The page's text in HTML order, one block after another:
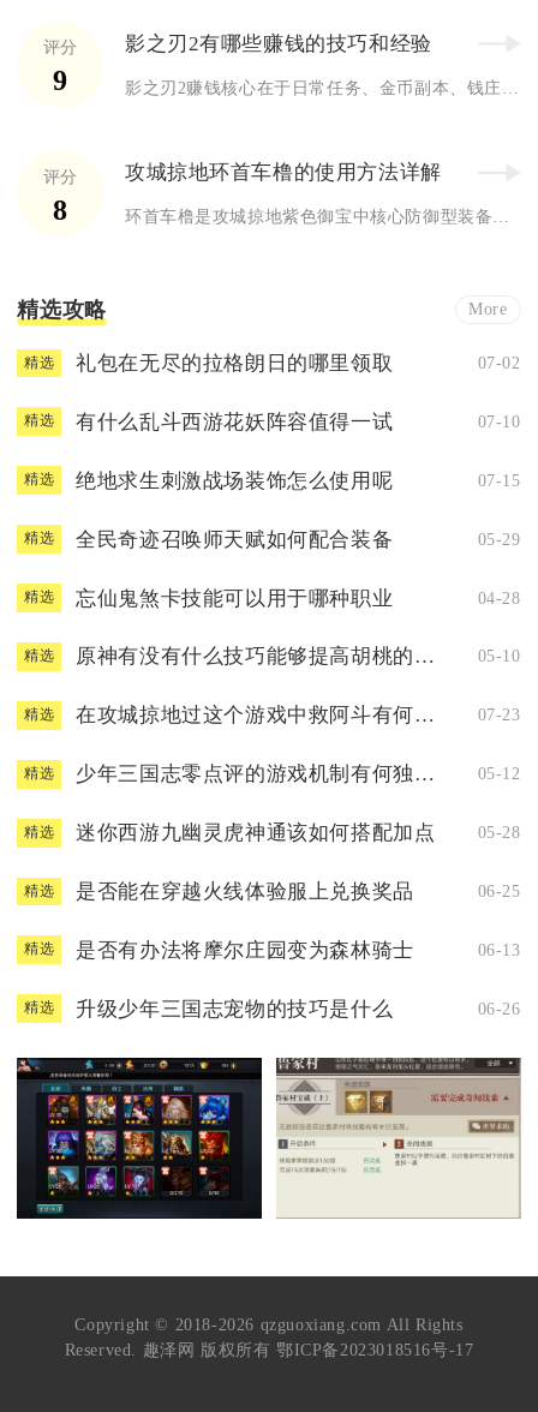
评分
9
影之刃2有哪些赚钱的技巧和经验
评分
8
攻城掠地环首车橹的使用方法详解
环首车橹是攻城掠地紫色御宝中核心防御型装备，核心价值是为战车...
精选攻略 More
精选 礼包在无尽的拉格朗日的哪里领取 07-02
精选 有什么乱斗西游花妖阵容值得一试 07-10
精选 绝地求生刺激战场装饰怎么使用呢 07-15
精选 全民奇迹召唤师天赋如何配合装备 05-29
精选 忘仙鬼煞卡技能可以用于哪种职业 04-28
精选 原神有没有什么技巧能够提高胡桃的充能效率 05-10
精选 在攻城掠地过这个游戏中救阿斗有何窍门 07-23
精选 少年三国志零点评的游戏机制有何独特之处 05-12
精选 迷你西游九幽灵虎神通该如何搭配加点 05-28
精选 是否能在穿越火线体验服上兑换奖品 06-25
精选 是否有办法将摩尔庄园变为森林骑士 06-13
精选 升级少年三国志宠物的技巧是什么 06-26
Copyright © 2018-2026 qzguoxiang.com All Rights
Reserved. 趣泽网 版权所有 鄂ICP备2023018516号-17